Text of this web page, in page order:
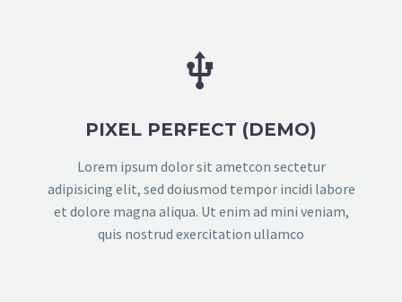


PIXEL PERFECT (DEMO)
Lorem ipsum dolor sit ametcon sectetur
adipisicing elit, sed doiusmod tempor incidi labore
et dolore magna aliqua. Ut enim ad mini veniam,
quis nostrud exercitation ullamco